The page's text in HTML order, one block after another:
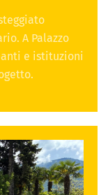
A Palazzo
e istituzioni